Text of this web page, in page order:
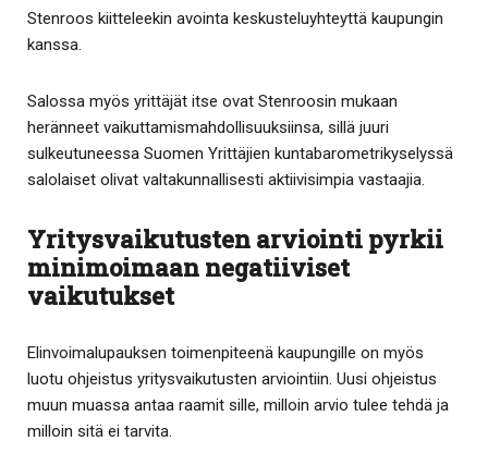
Stenroos kiitteleekin avointa keskusteluyhteyttä kaupungin
kanssa.
Salossa myös yrittäjät itse ovat Stenroosin mukaan
heränneet vaikuttamismahdollisuuksiinsa, sillä juuri
sulkeutuneessa Suomen Yrittäjien kuntabarometrikyselyssä
salolaiset olivat valtakunnallisesti aktiivisimpia vastaajia.
Yritysvaikutusten arviointi pyrkii
minimoimaan negatiiviset
vaikutukset
Elinvoimalupauksen toimenpiteenä kaupungille on myös
luotu ohjeistus yritysvaikutusten arviointiin. Uusi ohjeistus
muun muassa antaa raamit sille, milloin arvio tulee tehdä ja
milloin sitä ei tarvita.